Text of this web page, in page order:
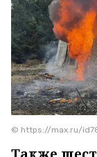
© https://max.ru/